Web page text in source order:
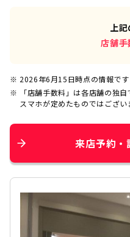
上
店舗手
2026年6月15日時点の情報です
「店舗手数料」は各店舗の独
スマホが定めたものではござい
来店予約・